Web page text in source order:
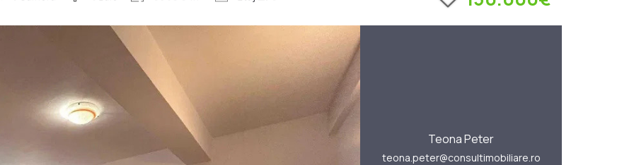
Teona Peter
teona.peter@consultimobiliare.ro